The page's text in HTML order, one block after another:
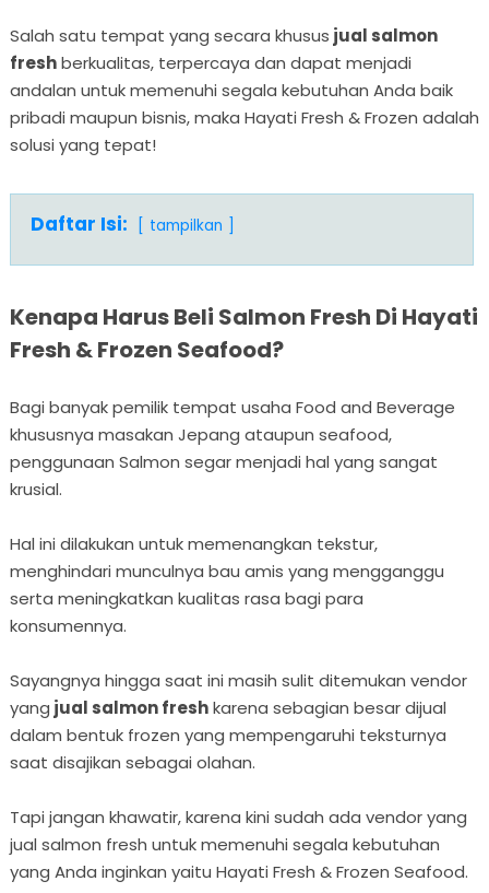
Salah satu tempat yang secara khusus jual salmon
freshberkualitas, terpercaya dan dapat menjadi
andalan untuk memenuhi segala kebutuhan Anda baik
pribadi maupun bisnis, maka Hayati Fresh & Frozen adalah
solusi yang tepat!
Daftar Isi: tampilkan
Kenapa Harus Beli Salmon Fresh Di Hayati
Fresh & Frozen Seafood?
Bagi banyak pemilik tempat usaha Food and Beverage
khususnya masakan Jepang ataupun seafood,
penggunaan Salmon segar menjadi hal yang sangat
krusial.
Hal ini dilakukan untuk memenangkan tekstur,
menghindari munculnya bau amis yang mengganggu
serta meningkatkan kualitas rasa bagi para
konsumennya.
Sayangnya hingga saat ini masih sulit ditemukan vendor
yang jual salmon freshkarena sebagian besar dijual
dalam bentuk frozen yang mempengaruhi teksturnya
saat disajikan sebagai olahan.
Tapi jangan khawatir, karena kini sudah ada vendor yang
jual salmon fresh untuk memenuhi segala kebutuhan
yang Anda inginkan yaitu Hayati Fresh & Frozen Seafood.